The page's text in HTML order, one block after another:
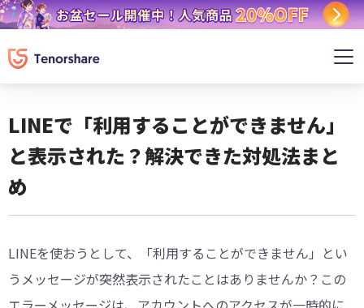
LINEで「利用することができません」
と表示された？解決できた対処法まと
め
LINEを使おうとして、「利用することができません」とい
うメッセージが突然表示されたことはありませんか？この